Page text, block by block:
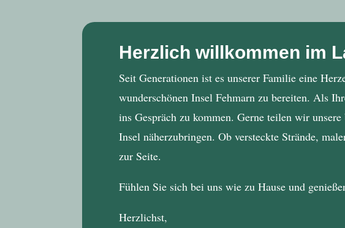
Herzlich willkommen im
Seit Generationen ist es unserer Familie eine
wunderschönen Insel Fehmarn zu bereiten. Als
ins Gespräch zu kommen. Gerne teilen wir
Insel näherzubringen. Ob versteckte Strände,
zur Seite.
Fühlen Sie sich bei uns wie zu Hause und
Herzlichst,